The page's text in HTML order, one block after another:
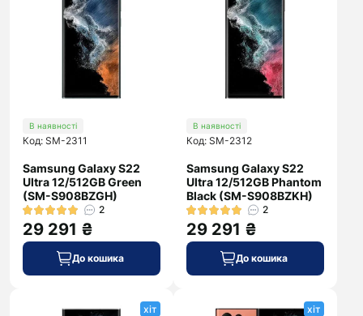
В наявності
Код: SM-2311
Samsung Galaxy S22
Ultra 12/512GB Green
(SM-S908BZGH)
2
29 291 ₴
До кошика
В наявності
Код: SM-2312
Samsung Galaxy S22
Ultra 12/512GB Phantom
Black (SM-S908BZKH)
2
29 291 ₴
До кошика
хіт хіт